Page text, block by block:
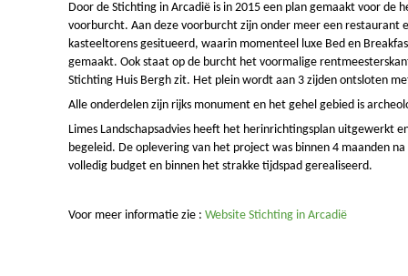
Door de Stichting in Arcadië is in 2015 een plan gemaakt voor de
voorburcht. Aan deze voorburcht zijn onder meer een restaurant
kasteeltorens gesitueerd, waarin momenteel luxe Bed en
gemaakt. Ook staat op de burcht het voormalige
Stichting Huis Bergh zit. Het plein wordt aan 3 zijden ontsloten
Alle onderdelen zijn rijks monument en het gehel gebied is
Limes Landschapsadvies heeft het herinrichtingsplan uitgewerkt
begeleid. De oplevering van het project was binnen 4 maanden
volledig budget en binnen het strakke tijdspad gerealiseerd.
Voor meer informatie zie : Website Stichting in Arcadië